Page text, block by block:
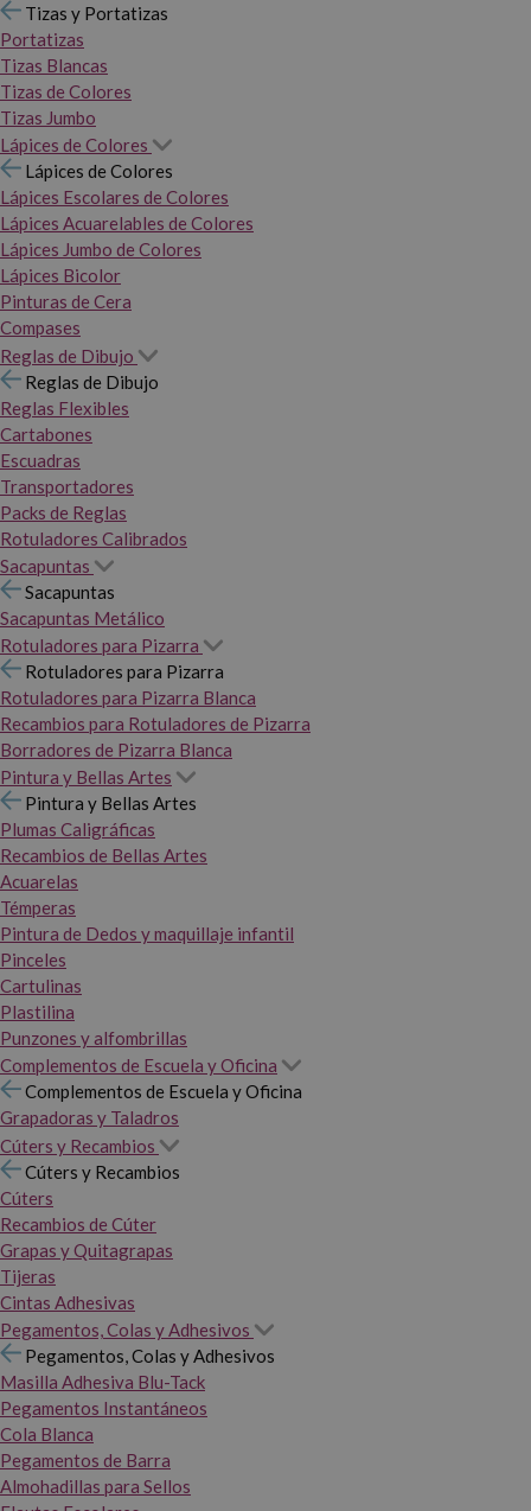
Tizas y Portatizas
Portatizas
Tizas Blancas
Tizas de Colores
Tizas Jumbo
Lápices de Colores
Lápices de Colores
Lápices Escolares de Colores
Lápices Acuarelables de Colores
Lápices Jumbo de Colores
Lápices Bicolor
Pinturas de Cera
Compases
Reglas de Dibujo
Reglas de Dibujo
Reglas Flexibles
Cartabones
Escuadras
Transportadores
Packs de Reglas
Rotuladores Calibrados
Sacapuntas
Sacapuntas
Sacapuntas Metálico
Rotuladores para Pizarra
Rotuladores para Pizarra
Rotuladores para Pizarra Blanca
Recambios para Rotuladores de Pizarra
Borradores de Pizarra Blanca
Pintura y Bellas Artes
Pintura y Bellas Artes
Plumas Caligráficas
Recambios de Bellas Artes
Acuarelas
Témperas
Pintura de Dedos y maquillaje infantil
Pinceles
Cartulinas
Plastilina
Punzones y alfombrillas
Complementos de Escuela y Oficina
Complementos de Escuela y Oficina
Grapadoras y Taladros
Cúters y Recambios
Cúters y Recambios
Cúters
Recambios de Cúter
Grapas y Quitagrapas
Tijeras
Cintas Adhesivas
Pegamentos, Colas y Adhesivos
Pegamentos, Colas y Adhesivos
Masilla Adhesiva Blu-Tack
Pegamentos Instantáneos
Cola Blanca
Pegamentos de Barra
Almohadillas para Sellos